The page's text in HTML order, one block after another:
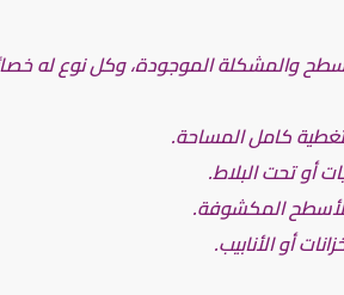
والمشكلة الموجودة، وكل نوع له
كامل المساحة.
أو تحت البلاط.
المكشوفة.
أو الأنابيب.